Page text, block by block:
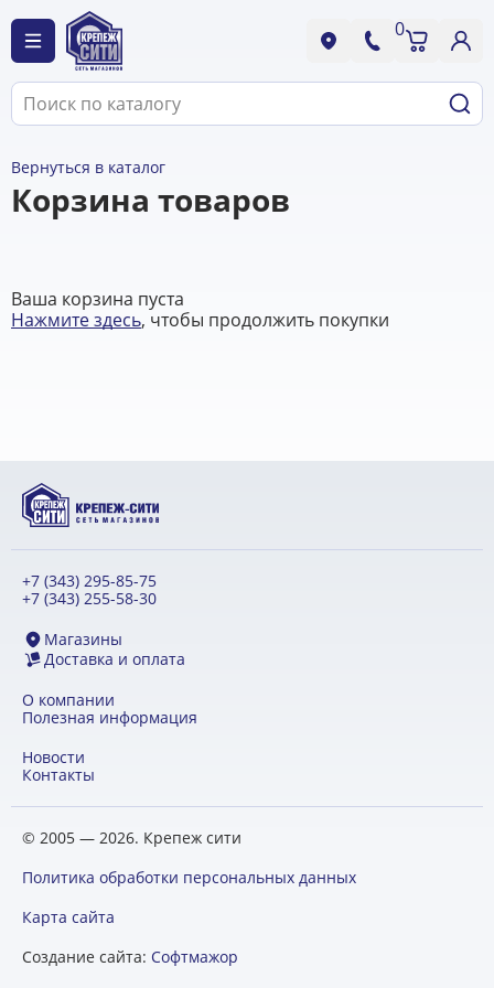
0
Вернуться в каталог
Корзина товаров
Ваша корзина пуста
Нажмите здесь, чтобы продолжить покупки
+7 (343) 295-85-75
+7 (343) 255-58-30
Магазины
Доставка и оплата
О компании
Полезная информация
Новости
Контакты
© 2005 — 2026. Крепеж сити
Политика обработки персональных данных
Карта сайта
Создание сайта: Софтмажор